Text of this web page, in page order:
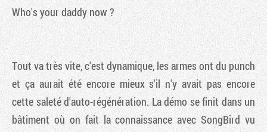
Who's your daddy now ?
Tout va très vite, c'est dynamique, les armes ont du punch
et ça aurait été encore mieux s'il n'y avait pas encore
cette saleté d'auto-régénération. La démo se finit dans un
bâtiment où on fait la connaissance avec SongBird vu